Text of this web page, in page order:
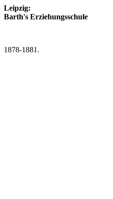
Leipzig:
Barth's Erziehungsschule
1878-1881.